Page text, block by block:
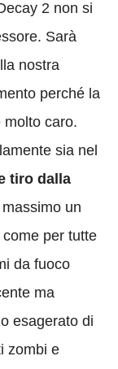
2 non si
Sarà
nostra
perché la
molto caro.
sia nel
tiro dalla
un
per tutte
da fuoco
ma
esagerato di
zombi e